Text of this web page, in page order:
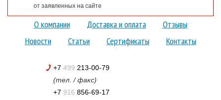
от заявленных на сайте
О компании Доставка и оплата
Отзывы
Новости
Статьи Сертификаты Контакты
+7 499 213-00-79
(тел. / факс)
+7 916 856-69-17